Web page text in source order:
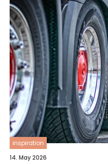
inspiration
14. May 2026